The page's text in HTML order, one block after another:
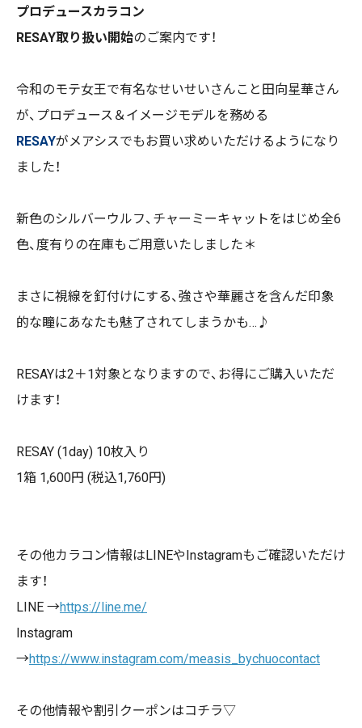
プロデュースカラコン
RESAY取り扱い開始のご案内です！
令和のモテ女王で有名なせいせいさんこと田向星華さん
が、プロデュース＆イメージモデルを務める
RESAYがメアシスでもお買い求めいただけるようになり
ました！
新色のシルバーウルフ、チャーミーキャットをはじめ全6
色、度有りの在庫もご用意いたしました ＊
まさに視線を釘付けにする、強さや華麗さを含んだ印象
的な瞳にあなたも魅了されてしまうかも…♪
RESAYは2＋1対象となりますので、お得にご購入いただ
けます！
RESAY (1day) 10枚入り
1箱 1,600円 (税込1,760円)
その他カラコン情報はLINEやInstagramもご確認いただけ
ます！
LINE →https://line.me/
Instagram
→https://www.instagram.com/measis_bychuocontact
その他情報や割引クーポンはコチラ▽